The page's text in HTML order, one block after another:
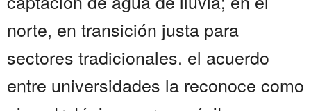
norte, en transición justa para
sectores tradicionales. el acuerdo
entre universidades la reconoce como